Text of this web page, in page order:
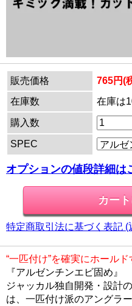
販売価格
765円(
在庫数
在庫は
購入数
SPEC
オプションの値段詳細は
特定商取引法に基づく表記 (
“一匹付け”を確実にホールド
『アルゼンチンエビ固め』
ジャッカル独自開発・設計
は、一匹付け派のアングラ